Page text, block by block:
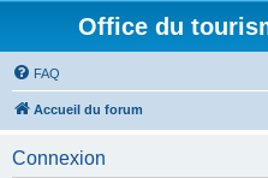
Office du
FAQ
Accueil du forum
Connexion